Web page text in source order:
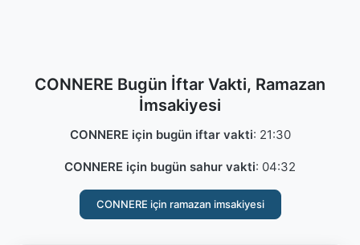
CONNERE Bugün İftar Vakti, Ramazan
İmsakiyesi
CONNERE için bugün iftar vakti: 21:30
CONNERE için bugün sahur vakti: 04:32
CONNERE için ramazan imsakiyesi